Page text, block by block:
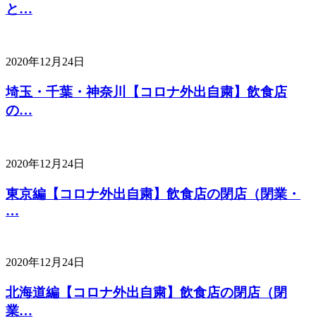
と…
2020年12月24日
埼玉・千葉・神奈川【コロナ外出自粛】飲食店
の…
2020年12月24日
東京編【コロナ外出自粛】飲食店の閉店（閉業・
…
2020年12月24日
北海道編【コロナ外出自粛】飲食店の閉店（閉
業…